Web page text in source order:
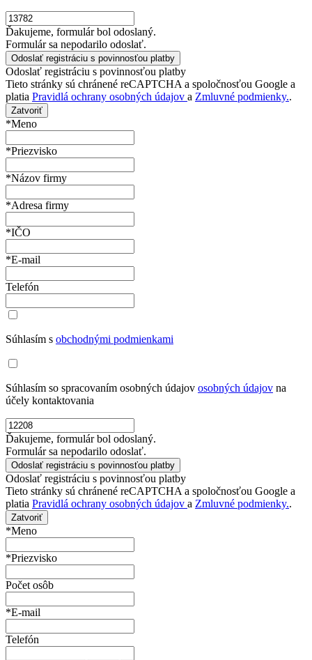
Ďakujeme, formulár bol odoslaný.
Formulár sa nepodarilo odoslať.
Odoslať registráciu s povinnosťou platby
Tieto stránky sú chránené reCAPTCHA a spoločnosťou Google a
platia Pravidlá ochrany osobných údajov a Zmluvné podmienky..
Zatvoriť
*Meno
*Priezvisko
*Názov firmy
*Adresa firmy
*IČO
*E-mail
Telefón
Súhlasím s obchodnými podmienkami
Súhlasím so spracovaním osobných údajov osobných údajov na
účely kontaktovania
Ďakujeme, formulár bol odoslaný.
Formulár sa nepodarilo odoslať.
Odoslať registráciu s povinnosťou platby
Tieto stránky sú chránené reCAPTCHA a spoločnosťou Google a
platia Pravidlá ochrany osobných údajov a Zmluvné podmienky..
Zatvoriť
*Meno
*Priezvisko
Počet osôb
*E-mail
Telefón